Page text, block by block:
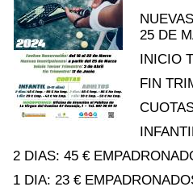
Mon
Mar 18
14:12:00
CET
2024
Mon Mar
18
14:12:00
2024
25 DE
INICIO
FIN
2 DIAS: 45 €
1 DIA: 23 €